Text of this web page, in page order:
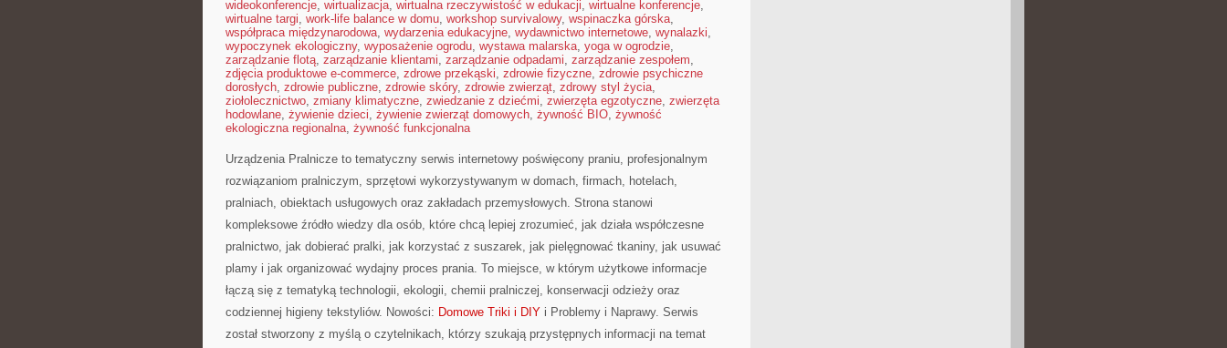
wideokonferencje, wirtualizacja, wirtualna rzeczywistość w edukacji, wirtualne konferencje,
wirtualne targi, work-life balance w domu, workshop survivalowy, wspinaczka górska,
współpraca międzynarodowa, wydarzenia edukacyjne, wydawnictwo internetowe, wynalazki,
wypoczynek ekologiczny, wyposażenie ogrodu, wystawa malarska, yoga w ogrodzie,
zarządzanie flotą, zarządzanie klientami, zarządzanie odpadami, zarządzanie zespołem,
zdjęcia produktowe e-commerce, zdrowe przekąski, zdrowie fizyczne, zdrowie psychiczne
dorosłych, zdrowie publiczne, zdrowie skóry, zdrowie zwierząt, zdrowy styl życia,
ziołolecznictwo, zmiany klimatyczne, zwiedzanie z dziećmi, zwierzęta egzotyczne, zwierzęta
hodowlane, żywienie dzieci, żywienie zwierząt domowych, żywność BIO, żywność
ekologiczna regionalna, żywność funkcjonalna
Urządzenia Pralnicze to tematyczny serwis internetowy poświęcony praniu, profesjonalnym
rozwiązaniom pralniczym, sprzętowi wykorzystywanym w domach, firmach, hotelach,
pralniach, obiektach usługowych oraz zakładach przemysłowych. Strona stanowi
kompleksowe źródło wiedzy dla osób, które chcą lepiej zrozumieć, jak działa współczesne
pralnictwo, jak dobierać pralki, jak korzystać z suszarek, jak pielęgnować tkaniny, jak usuwać
plamy i jak organizować wydajny proces prania. To miejsce, w którym użytkowe informacje
łączą się z tematyką technologii, ekologii, chemii pralniczej, konserwacji odzieży oraz
codziennej higieny tekstyliów. Nowości: Domowe Triki i DIY i Problemy i Naprawy. Serwis
został stworzony z myślą o czytelnikach, którzy szukają przystępnych informacji na temat